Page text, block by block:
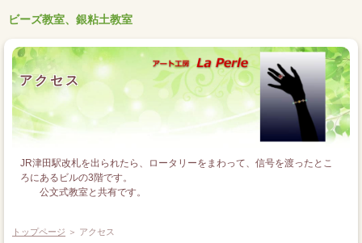
ビーズ教室、銀粘土教室
アクセス
JR津田駅改札を出られたら、ロータリーをまわって、信号を渡ったとこ
ろにあるビルの3階です。
公文式教室と共有です。
● 大阪府枚方市津田駅前１丁目サンヴィアンテビル３Ｆ
トップページ ＞ アクセス